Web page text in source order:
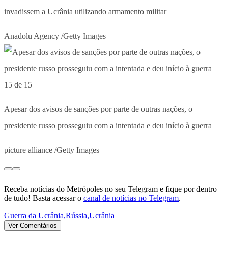
invadissem a Ucrânia utilizando armamento militar
Anadolu Agency /Getty Images
15 de 15
Apesar dos avisos de sanções por parte de outras nações, o
presidente russo prosseguiu com a intentada e deu início à guerra
picture alliance /Getty Images
Receba notícias do Metrópoles no seu Telegram e fique por dentro
de tudo! Basta acessar o canal de notícias no Telegram.
Guerra da Ucrânia,Rússia,Ucrânia
Ver Comentários